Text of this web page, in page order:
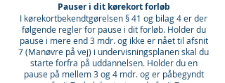
Pauser i dit kørekort forløb
I kørekortbekendtgørelsen § 41 og bilag 4 er der
følgende regler for pause i dit forløb. Holder du
pause i mere end 3 mdr. og ikke er nået til afsnit
7 (Manøvre på vej) i undervisningsplanen skal du
starte forfra på uddannelsen. Holder du en
pause på mellem 3 og 4 mdr. og er påbegyndt